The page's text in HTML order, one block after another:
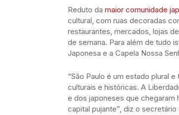
Reduto da maior comunidade
cultural, com ruas decoradas
restaurantes, mercados, lojas
de semana. Para além de tudo
Japonesa e a Capela Nossa
“São Paulo é um estado plural
culturais e históricas. A
e dos japoneses que chegaram
capital pujante”, diz o